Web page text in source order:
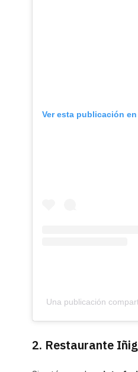
Ver esta publicación
Una publicación
2. Restaurante